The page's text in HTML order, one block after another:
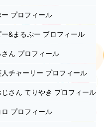
プロフィール
&まるぷー プロフィール
ん プロフィール
チャーリー プロフィール
さん てりやき プロフィール
プロフィール